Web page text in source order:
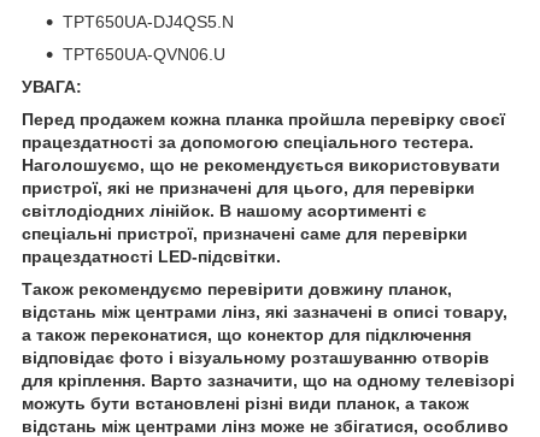
TPT650UA-DJ4QS5.N
TPT650UA-QVN06.U
УВАГА:
Перед продажем кожна планка пройшла перевірку своєї
працездатності за допомогою спеціального тестера.
Наголошуємо, що не рекомендується використовувати
пристрої, які не призначені для цього, для перевірки
світлодіодних лінійок. В нашому асортименті є
спеціальні пристрої, призначені саме для перевірки
працездатності LED-підсвітки.
Також рекомендуємо перевірити довжину планок,
відстань між центрами лінз, які зазначені в описі товару,
а також переконатися, що конектор для підключення
відповідає фото і візуальному розташуванню отворів
для кріплення. Варто зазначити, що на одному телевізорі
можуть бути встановлені різні види планок, а також
відстань між центрами лінз може не збігатися, особливо